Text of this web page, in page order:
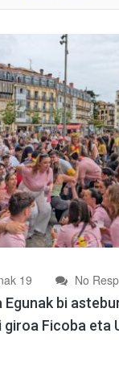
19 No
Egunak bi
giroa Ficoba eta